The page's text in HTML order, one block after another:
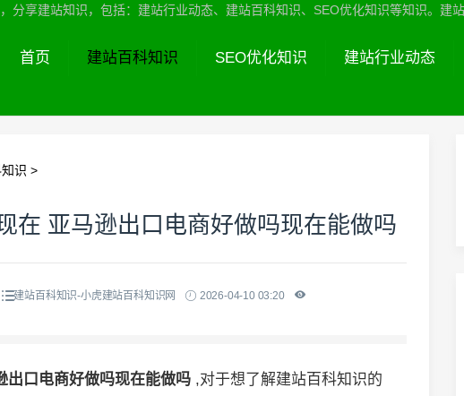
分享建站知识，包括：建站行业动态、建站百科知识、SEO优化知识等知识。建
首页 建站百科知识 SEO优化知识 建站行业动态
识 >
在 亚马逊出口电商好做吗现在能做吗
建站百科知识-小虎建站百科知识网
2026-04-10 03:20
出口电商好做吗现在能做吗 ,对于想了解建站百科知识的